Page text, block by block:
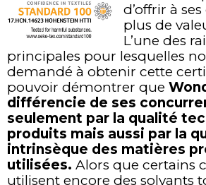
d’offrir à
plus de
L’une des
principales pour lesquelles
demandé à obtenir cette
pouvoir démontrer que
différencie de ses
seulement par la qualité
produits mais aussi par la
intrinsèque des matières
utilisées. Alors que certains
utilisent encore des solvants